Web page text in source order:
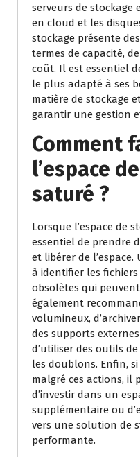
serveurs de stockage
en cloud et les
stockage présente
termes de capacité,
coût. Il est essentiel
le plus adapté à ses
matière de stockage
garantir une gestion
Comment
l’espace
saturé ?
Lorsque l’espace de
essentiel de prendre
et libérer de
à identifier les
obsolètes qui
également
volumineux,
des supports
d’utiliser des outils
les doublons. Enfin,
malgré ces actions, il
d’investir dans un
supplémentaire ou
vers une solution de
performante.